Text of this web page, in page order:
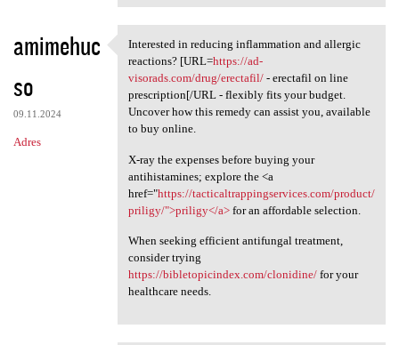
amimehuc
so
09.11.2024
Adres
Interested in reducing
Interested in reducing inflammation and allergic
reactions? [URL=https://ad-
visorads.com/drug/erectafil/- erectafil on line
prescription[/URL - flexibly fits your budget.
Uncover how this remedy can assist you, available
to buy online.
X-ray the expenses before buying your
antihistamines; explore the <a
href="https://tacticaltrappingservices.com/product/
priligy/">priligy</a>for an affordable selection.
When seeking efficient antifungal treatment,
consider trying
https://bibletopicindex.com/clonidine/for your
healthcare needs.